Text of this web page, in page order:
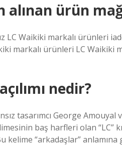
alınan ürün
LC Waikiki markalı
markalı ürünleri LC
nedir?
tasarımcı George
baş harfleri olan “LC”
kelime “arkadaşlar” anlamına